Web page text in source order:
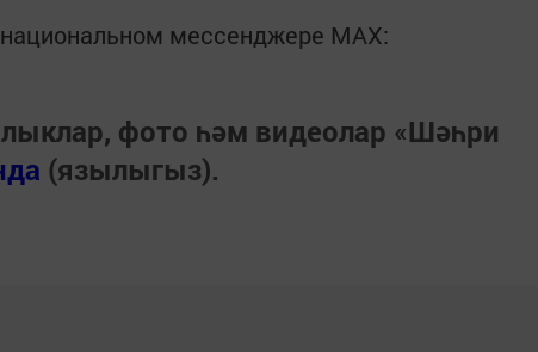
мессенджере MАХ:
фото һәм видеолар «Шәһри
(язылыгыз).